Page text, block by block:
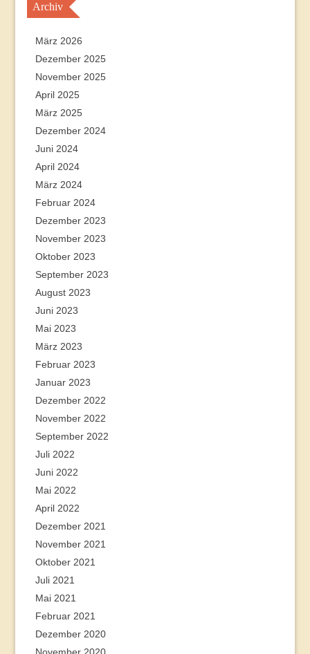
Archiv
März 2026
Dezember 2025
November 2025
April 2025
März 2025
Dezember 2024
Juni 2024
April 2024
März 2024
Februar 2024
Dezember 2023
November 2023
Oktober 2023
September 2023
August 2023
Juni 2023
Mai 2023
März 2023
Februar 2023
Januar 2023
Dezember 2022
November 2022
September 2022
Juli 2022
Juni 2022
Mai 2022
April 2022
Dezember 2021
November 2021
Oktober 2021
Juli 2021
Mai 2021
Februar 2021
Dezember 2020